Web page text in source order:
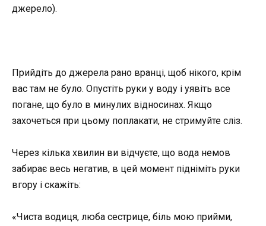
джерело).
Прийдіть до джерела рано вранці, щоб нікого, крім
вас там не було. Опустіть руки у воду і уявіть все
погане, що було в минулих відносинах. Якщо
захочеться при цьому поплакати, не стримуйте сліз.
Через кілька хвилин ви відчуєте, що вода немов
забирає весь негатив, в цей момент підніміть руки
вгору і скажіть:
«Чиста водиця, люба сестрице, біль мою прийми,